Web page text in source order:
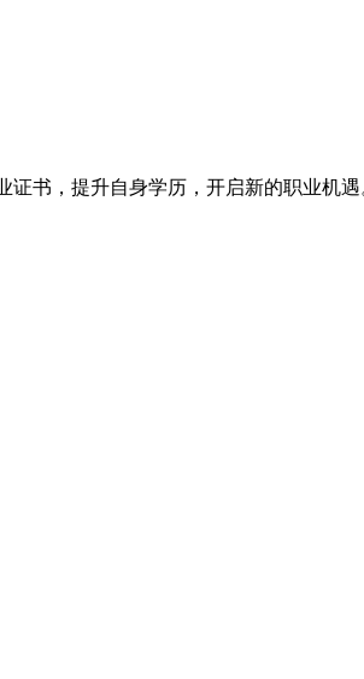
书，提升自身学历，开启新的职业机